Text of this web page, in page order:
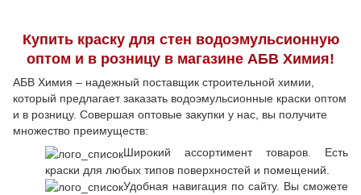
Купить краску для стен водоэмульсионную
оптом и в розницу в магазине АБВ Химия!
АБВ Химия – надежный поставщик строительной химии,
который предлагает заказать водоэмульсионные краски оптом
и в розницу. Совершая оптовые закупки у нас, вы получите
множество преимуществ:
Широкий ассортимент товаров. Есть
краски для любых типов поверхностей и помещений.
Удобная навигация по сайту. Вы сможете